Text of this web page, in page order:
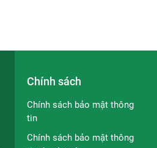
Chính sách
Chính sách bảo mật thông
tin
Chính sách bảo mật thông